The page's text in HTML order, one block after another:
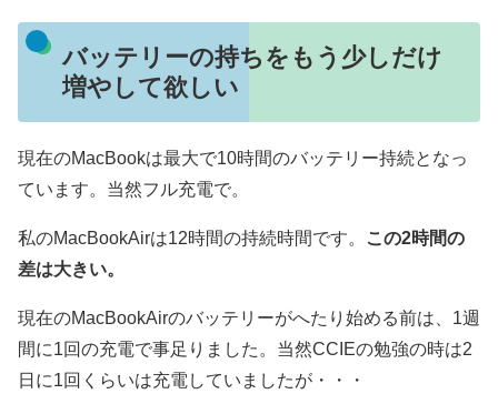
バッテリーの持ちをもう少しだけ
増やして欲しい
現在のMacBookは最大で10時間のバッテリー持続となっ
ています。当然フル充電で。
私のMacBookAirは12時間の持続時間です。
この2時間の
差は大きい。
現在のMacBookAirのバッテリーがへたり始める前は、1週
間に1回の充電で事足りました。当然CCIEの勉強の時は2
日に1回くらいは充電していましたが・・・